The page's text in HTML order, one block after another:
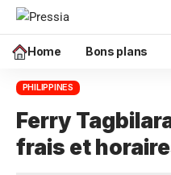
Home Bons plans
PHILIPPINES
Ferry
frais et